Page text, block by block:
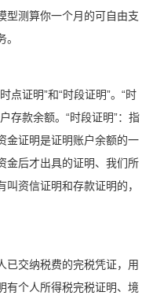
型测算你一个月的可自由支
点证明”和“时段证明”。“时
存款余额。“时段证明”：指
金证明是证明账户余额的一
金后才出具的证明、我们所
资信证明和存款证明的，
已交纳税费的完税凭证，用
有个人所得税完税证明、境